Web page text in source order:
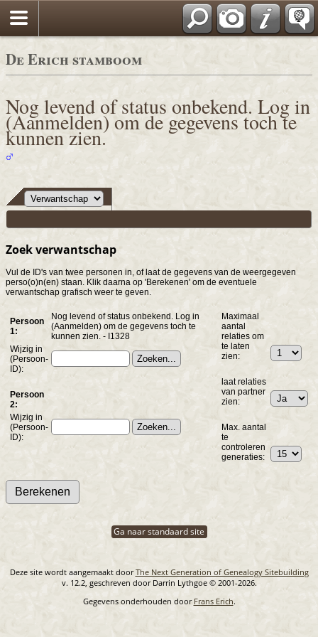
De Erich stamboom
Nog levend of status onbekend. Log in
(Aanmelden) om de gegevens toch te
kunnen zien.
Zoek verwantschap
Vul de ID's van twee personen in, of laat de gegevens van de weergegeven
perso(o)n(en) staan. Klik daarna op 'Berekenen' om de eventuele
verwantschap grafisch weer te geven.
Persoon
1:
Nog levend of status onbekend. Log in
(Aanmelden) om de gegevens toch te
kunnen zien. - I1328
Wijzig in
(Persoon-
ID):
Persoon
2:
Wijzig in
(Persoon-
ID):
Maximaal
aantal
relaties om
te laten
zien:
laat relaties
van partner
zien:
Max. aantal
te
controleren
generaties:
Ga naar standaard site
Deze site wordt aangemaakt doorThe Next Generation of Genealogy Sitebuilding
v. 12.2, geschreven door Darrin Lythgoe © 2001-2026.
Gegevens onderhouden door Frans Erich.